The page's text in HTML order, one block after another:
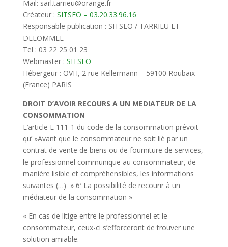
Mail: sarl.tarrieu@orange.fr
Créateur : SITSEO – 03.20.33.96.16
Responsable publication : SITSEO / TARRIEU ET
DELOMMEL
Tel : 03 22 25 01 23
Webmaster : SITSEO
Hébergeur : OVH, 2 rue Kellermann – 59100 Roubaix
(France) PARIS
DROIT D’AVOIR RECOURS A UN MEDIATEUR DE LA
CONSOMMATION
L’article L 111-1 du code de la consommation prévoit
qu’ »Avant que le consommateur ne soit lié par un
contrat de vente de biens ou de fourniture de services,
le professionnel communique au consommateur, de
manière lisible et compréhensibles, les informations
suivantes (…) » 6′ La possibilité de recourir à un
médiateur de la consommation »
« En cas de litige entre le professionnel et le
consommateur, ceux-ci s’efforceront de trouver une
solution amiable.